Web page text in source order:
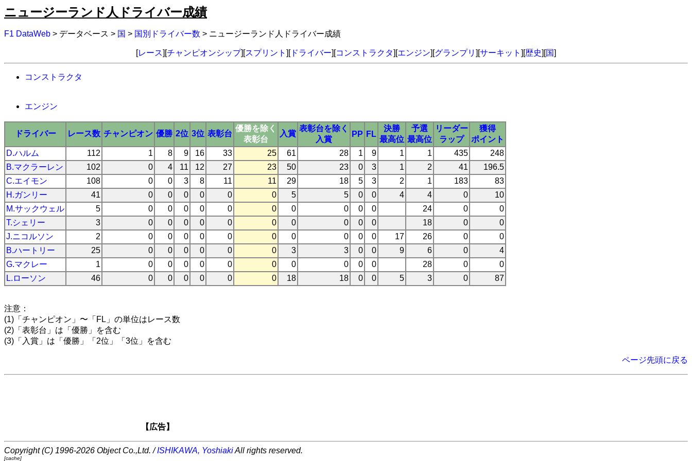
ニュージーランド人ドライバー成績
F1 DataWeb > データベース > 国 > 国別ドライバー数 > ニュージーランド人ドライバー成績
[レース][チャンピオンシップ][スプリント ][ドライバー][コンストラクタ][エンジン][グランプリ ][サーキット ][歴史][国]
コンストラクタ
エンジン
ドライバー レース数 チャンピオン 優勝 2位 3位 表彰台
優勝を除く
表彰台
入賞
表彰台を除く
入賞
PP FL
決勝
最高位
予選
最高位
リーダー
ラップ
獲得
ポイント
D.ハルム
112 1 8 9 16 33 25 61 28 1 9 1 1 435
248
B.マクラーレン
102 0 4 11 12 27 23 50 23 0 3 1 2 41
196.5
C.エイモン
108 0 0 3 8 11 11 29 18 5 3 2 1 183
83
H.ガンリー
41 0 0 0 0 0 0 5 5 0 0 4 4 0
10
M.サックウェル
5 0 0 0 0 0 0 0 0 0 0 24 0
0
T.シェリー
3 0 0 0 0 0 0 0 0 0 0 18 0
0
J.ニコルソン
2 0 0 0 0 0 0 0 0 0 0 17 26 0
0
B.ハートリー
25 0 0 0 0 0 0 3 3 0 0 9 6 0
4
G.マクレー
1 0 0 0 0 0 0 0 0 0 0 28 0
0
L.ローソン
46 0 0 0 0 0 0 18 18 0 0 5 3 0 87
注意：
(1)「チャンピオン」〜「FL」の単位はレース数
(2)「表彰台」は「優勝」を含む
(3)「入賞」は「優勝」「2位」「3位」を含む
ページ先頭に戻る
【広告】
Copyright (C) 1996-2026 Object Co.,Ltd. /ISHIKAWA, YoshiakiAll rights reserved.
[cache]